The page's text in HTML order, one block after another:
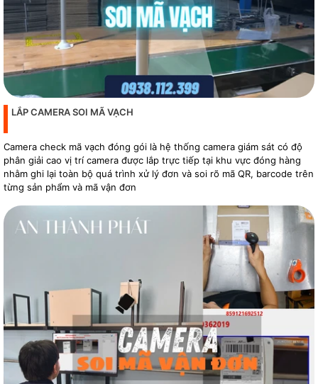
LẮP CAMERA SOI MÃ VẠCH
Camera check mã vạch đóng gói là hệ thống camera giám sát có độ
phân giải cao vị trí camera được lắp trực tiếp tại khu vực đóng hàng
nhằm ghi lại toàn bộ quá trình xử lý đơn và soi rõ mã QR, barcode trên
từng sản phẩm và mã vận đơn